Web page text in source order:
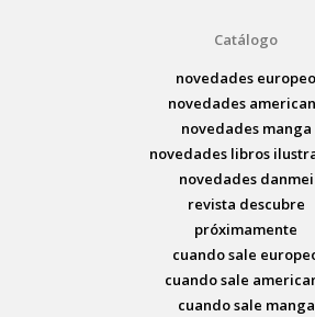
Catálogo
novedades europeo
novedades
novedades manga
novedades libros
novedades danmei
revista descubre
próximamente
cuando sale
cuando sale
cuando sale manga